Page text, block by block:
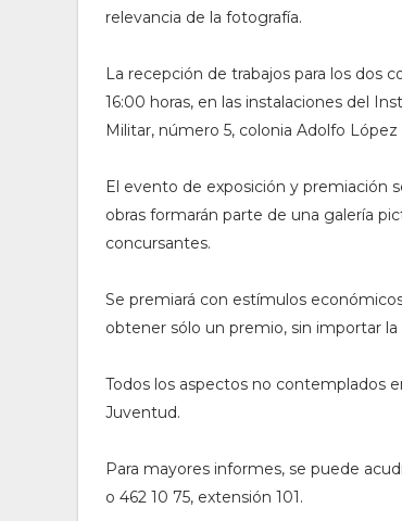
relevancia de la fotografía.
La recepción de trabajos para los dos
16:00 horas, en las instalaciones del
Militar, número 5, colonia Adolfo López
El evento de exposición y premiación
obras formarán parte de una galería
concursantes.
Se premiará con estímulos
obtener sólo un premio, sin importar
Todos los aspectos no contemplados
Juventud.
Para mayores informes, se puede
o 462 10 75, extensión 101.